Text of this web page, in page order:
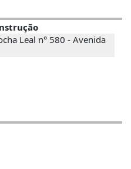
Leal n° 580 - Avenida